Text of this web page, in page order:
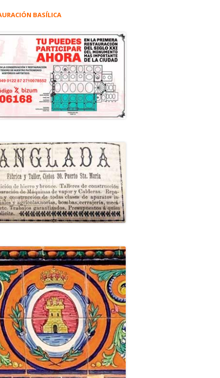
BASÍLICA